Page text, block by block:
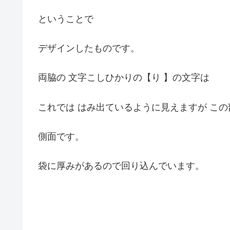
ということで
デザインしたものです。
両脇の 文字こしひかりの【り 】の文字は
これでは はみ出ているように見えますが こ
側面です。
袋に厚みがあるので回り込んでいます。